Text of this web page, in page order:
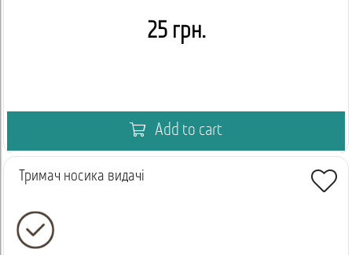
25 грн.
Add to cart
Тримач носика видачі